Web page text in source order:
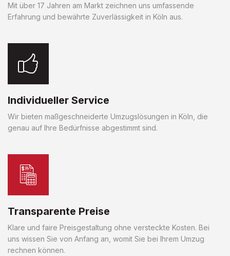
Mit über 17 Jahren am Markt zeichnen uns umfassende
Erfahrung und bewährte Zuverlässigkeit in Köln aus.
Individueller Service
Wir bieten maßgeschneiderte Umzugslösungen in Köln, die
genau auf Ihre Bedürfnisse abgestimmt sind.
Transparente Preise
Klare und faire Preisgestaltung ohne versteckte Kosten. Bei
uns wissen Sie von Anfang an, womit Sie bei Ihrem Umzug
rechnen können.